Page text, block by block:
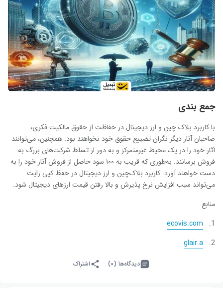
جمع بندی
با کاربرد بلاک چین و ارز دیجیتال در حفاظت از حقوق مالکیت فکری،
صاحبان آثار دیگر نگران تضییع حقوق خود نخواهند بود. همچنین، می‌توانند
آثار خود را در یک محیط غیرمتمرکز و به دور از تسلط شرکت‌های بزرگ به
فروش برسانند. به‌طوری که قریب به ۱۰۰ سود حاصل از فروش آثار خود را به
دست خواهند آورد. کاربرد بلاک‌چین و ارز دیجیتال در حفظ کپی رایت
می‌تواند سبب افزایش نرخ پذیرش و بالا رفتن قیمت ارزهای دیجیتال شود.
منابع
ecovis.com
glair.a
دیدگاه‌ها (۰) اشتراک